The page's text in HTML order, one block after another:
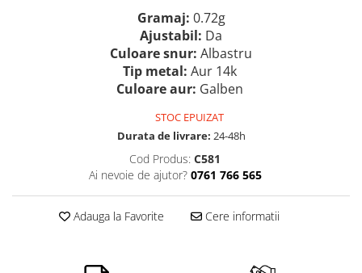
Gramaj: 0.72g
Ajustabil: Da
Culoare snur: Albastru
Tip metal: Aur 14k
Culoare aur: Galben
STOC EPUIZAT
Durata de livrare: 24-48h
Cod Produs: C581
Ai nevoie de ajutor? 0761 766 565
Adauga la Favorite Cere informatii